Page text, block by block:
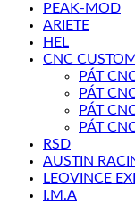
PEAK-MOD
ARIETE
HEL
CNC
PÁT
PÁT
PÁT
PÁT
RSD
AUSTIN
LEOVINCE
I.M.A